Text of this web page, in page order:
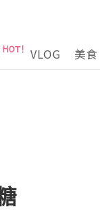
VLOG 美食